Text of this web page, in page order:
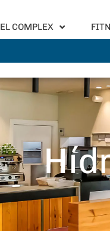
EL COMPLEX